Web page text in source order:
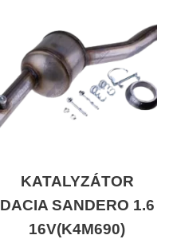
KATALYZÁTOR
DACIA SANDERO 1.6
16V(K4M690)